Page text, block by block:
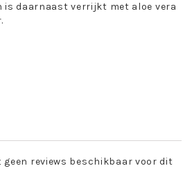
is daarnaast verrijkt met aloe vera
op de huid als je last hebt van
ongelijkmatige teint en fijne
natuurlijke huidvetten die de
de huid versterken. Hierdoor
reviews beschikbaar voor dit